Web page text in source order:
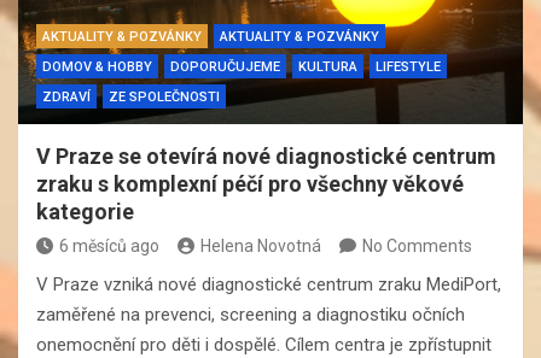
AKTUALITY & POZVÁNKY
AKTUALITY & POZVÁNKY
DOMOV & HOBBY
DOPORUČUJEME KULTURA
LIFESTYLE
ZDRAVÍ
ZE SPOLEČNOSTI
V Praze se otevírá nové diagnostické centrum
zraku s komplexní péčí pro všechny věkové
kategorie
6 měsíců ago Helena Novotná No Comments
V Praze vzniká nové diagnostické centrum zraku MediPort,
zaměřené na prevenci, screening a diagnostiku očních
onemocnění pro děti i dospělé. Cílem centra je zpřístupnit